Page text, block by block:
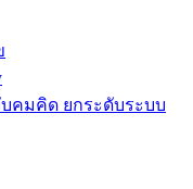
คมคิด ยกระดับระบบ